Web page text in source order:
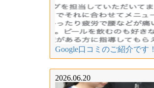
Google口コミのご紹介です！
2026.06.20